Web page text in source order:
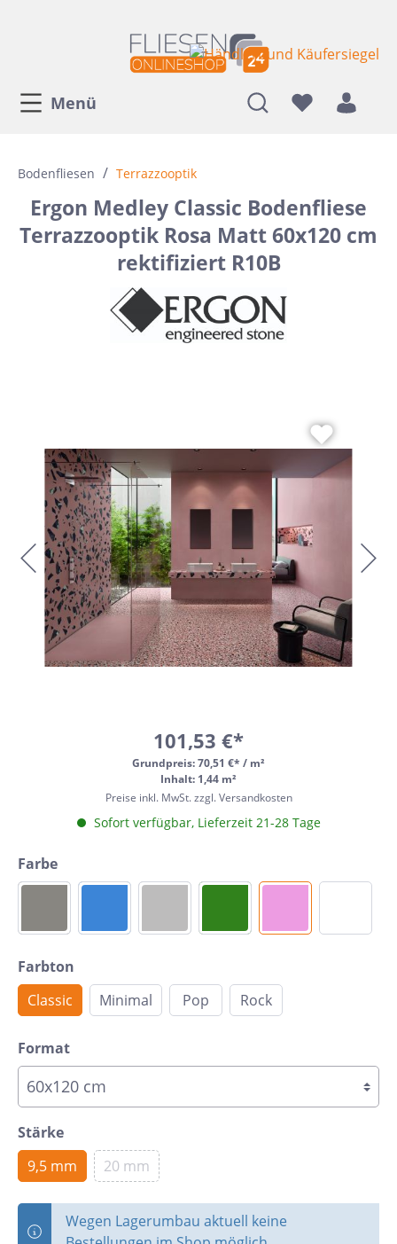
Menü
Bodenfliesen / Terrazzooptik
Ergon Medley Classic Bodenfliese
Terrazzooptik Rosa Matt 60x120 cm
rektifiziert R10B
101,53 €*
Grundpreis:70,51 €* / m²
Inhalt: 1,44 m²
Preise inkl. MwSt. zzgl. Versandkosten
Sofort verfügbar, Lieferzeit 21-28 Tage
Farbe
Farbton
Classic
Minimal Pop Rock
Format
Stärke
9,5 mm
20 mm
Wegen Lagerumbau aktuell keine